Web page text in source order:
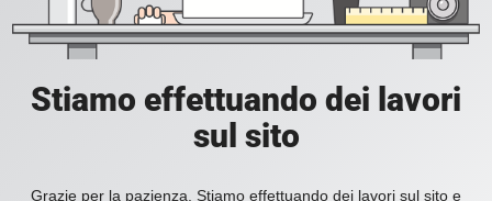
Stiamo effettuando dei lavori
sul sito
Grazie per la pazienza. Stiamo effettuando dei lavori sul sito e